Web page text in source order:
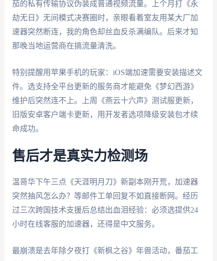
茄的私有传输协议伪装成普通视频流量。上个月打《永
劫无日》无间模式决赛圈时，亲眼看着室友用某大厂加
速器突然断连，我的角色却丝血反杀满编队。后来才知
那晚当地运营商在搞流量清洗。
特别提醒用苹果手机的玩家：iOS端加速需要安装描述文
件。选支持全平台更新的服务商才能避免《梦幻西游》
维护后突然连不上。上周《燕云十六声》测试服更新，
旧版安卓客户端卡更新，用开发者选项降级安装包才续
命成功。
售后才是真实力检测场
温哥华下午三点《天涯明月刀》新副本刚开荒，加速器
突然抽风怎么办？等邮件工单回复不如直接断网。经历
过三次跨国技术支援后总结出血泪经验：必须选提供24
小时在线客服的加速器，还得是中文服务。
最崩溃是去年除夕夜打《新枫之谷》年兽活动，番茄工